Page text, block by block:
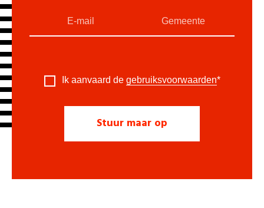
Ik aanvaard de gebruiksvoorwaarden*